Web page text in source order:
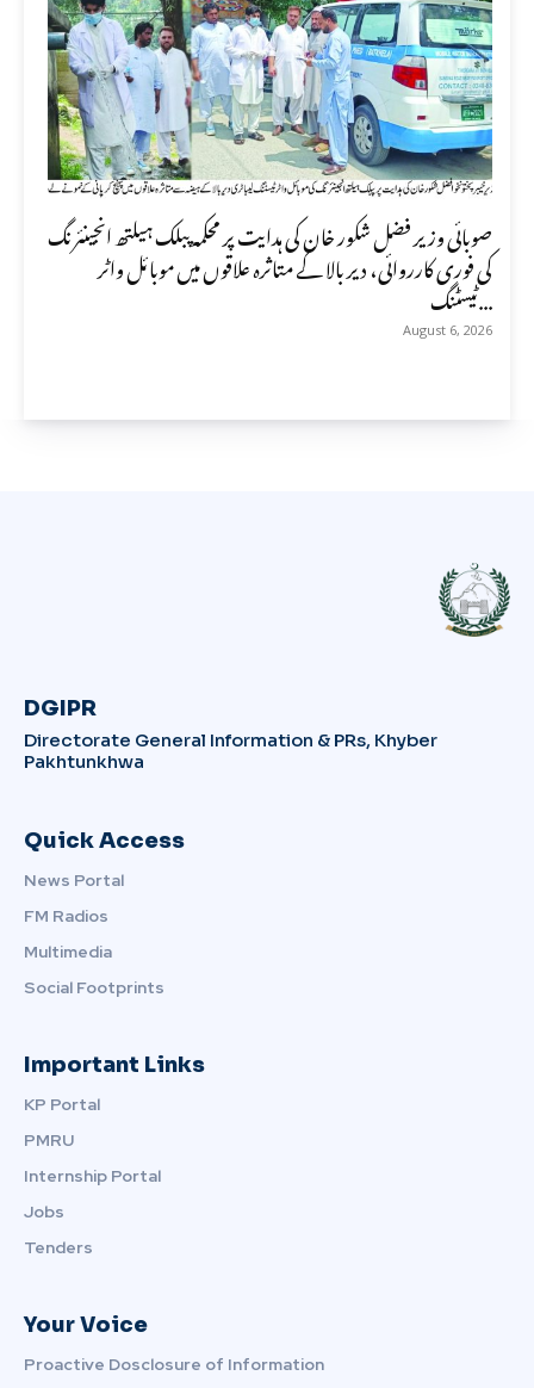
صوبائی وزیر فضل شکور خان کی ہدایت پر محکمہ پبلک ہیلتھ انجینئرنگ
کی فوری کارروائی، دیر بالا کے متاثرہ علاقوں میں موبائل واٹر
ٹیسٹنگ...
August 6, 2026
DGIPR
Directorate General Information & PRs, Khyber
Pakhtunkhwa
Quick Access
News Portal
FM Radios
Multimedia
Social Footprints
Important Links
KP Portal
PMRU
Internship Portal
Jobs
Tenders
Your Voice
Proactive Dosclosure of Information